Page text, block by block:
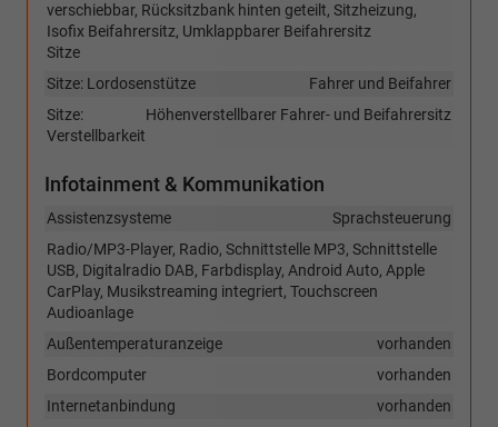
verschiebbar, Rücksitzbank hinten geteilt, Sitzheizung,
Isofix Beifahrersitz, Umklappbarer Beifahrersitz
Sitze
Fahrer und Beifahrer
Sitze: Lordosenstütze
Höhenverstellbarer Fahrer- und Beifahrersitz
Sitze:
Verstellbarkeit
Infotainment & Kommunikation
Sprachsteuerung
Assistenzsysteme
Radio/MP3-Player, Radio, Schnittstelle MP3, Schnittstelle
USB, Digitalradio DAB, Farbdisplay, Android Auto, Apple
CarPlay, Musikstreaming integriert, Touchscreen
Audioanlage
vorhanden
Außentemperaturanzeige
vorhanden
Bordcomputer
vorhanden
Internetanbindung